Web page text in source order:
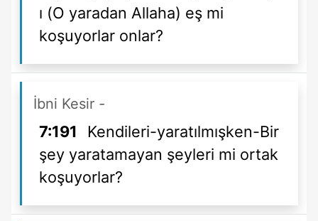
ı (O yaradan Allaha) eş mi
koşuyorlar onlar?
İbni Kesir -
7:191
Kendileri-yaratılmışken-Bir
şey yaratamayan şeyleri mi ortak
koşuyorlar?